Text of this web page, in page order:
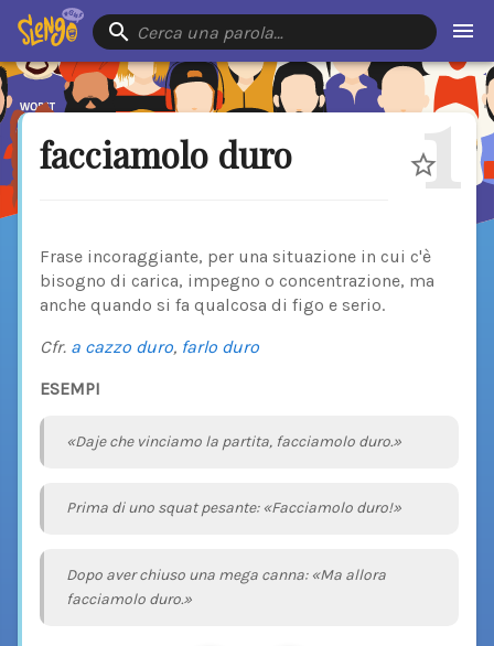
Cerca una parola…
facciamolo duro 1
Frase incoraggiante, per una situazione in cui c'è
bisogno di carica, impegno o concentrazione, ma
anche quando si fa qualcosa di figo e serio.
Cfr. a cazzo duro, farlo duro
ESEMPI
«Daje che vinciamo la partita, facciamolo duro.»
Prima di uno squat pesante: «Facciamolo duro!»
Dopo aver chiuso una mega canna: «Ma allora
facciamolo duro.»